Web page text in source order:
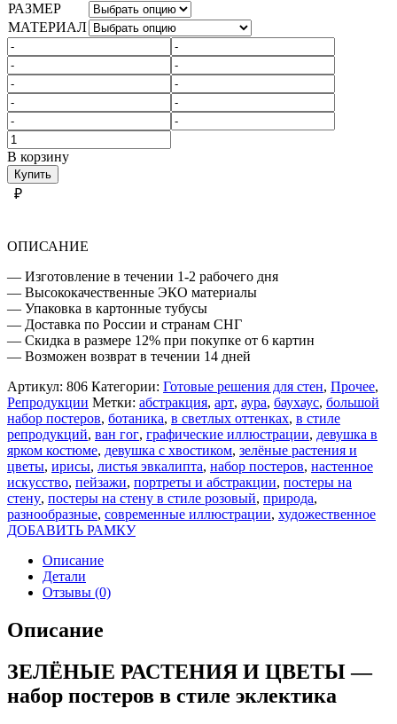
РАЗМЕР
МАТЕРИАЛ
Количество
товара
ЗЕЛЁНЫЕ
РАСТЕНИЯ
И
В корзину
Купить
₽
ОПИСАНИЕ
— Изготовление в течении 1-2 рабочего дня
— Высококачественные ЭКО материалы
— Упаковка в картонные тубусы
— Доставка по России и странам СНГ
— Скидка в размере 12% при покупке от 6 картин
— Возможен возврат в течении 14 дней
Артикул: 806 Категории: Готовые решения для стен, Прочее,
Репродукции Метки: абстракция, арт, аура, баухаус, большой
набор постеров, ботаника, в светлых оттенках, в стиле
репродукций, ван гог, графические иллюстрации, девушка в
ярком костюме, девушка с хвостиком, зелёные растения и
цветы, ирисы, листья эвкалипта, набор постеров, настенное
искусство, пейзажи, портреты и абстракции, постеры на
стену, постеры на стену в стиле розовый, природа,
разнообразные, современные иллюстрации, художественное
ДОБАВИТЬ РАМКУ
Описание
Детали
Отзывы (0)
Описание
ЗЕЛЁНЫЕ РАСТЕНИЯ И ЦВЕТЫ —
набор постеров в стиле эклектика